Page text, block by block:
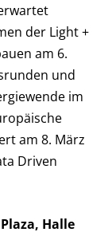
der Light +
am 6.
und
im
am 8. März
Driven
Halle